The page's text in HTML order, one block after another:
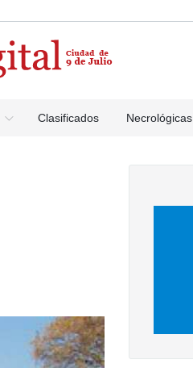
Clasificados Necrológicas